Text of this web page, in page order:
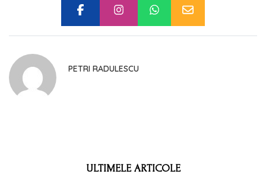
PETRI RADULESCU
ULTIMELE ARTICOLE